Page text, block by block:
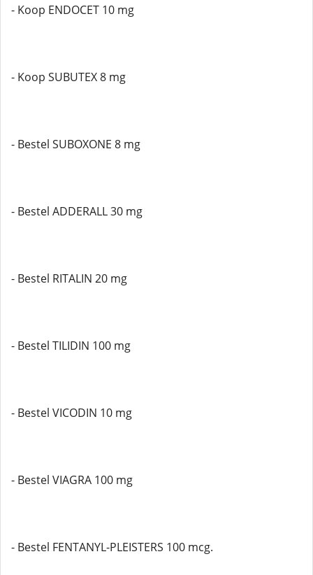
- Koop ENDOCET 10 mg
- Koop SUBUTEX 8 mg
- Bestel SUBOXONE 8 mg
- Bestel ADDERALL 30 mg
- Bestel RITALIN 20 mg
- Bestel TILIDIN 100 mg
- Bestel VICODIN 10 mg
- Bestel VIAGRA 100 mg
- Bestel FENTANYL-PLEISTERS 100 mcg.